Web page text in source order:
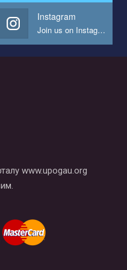
на наш канал YouTube
видео.
Instagram
Join us on Instagram
www.upogau.org